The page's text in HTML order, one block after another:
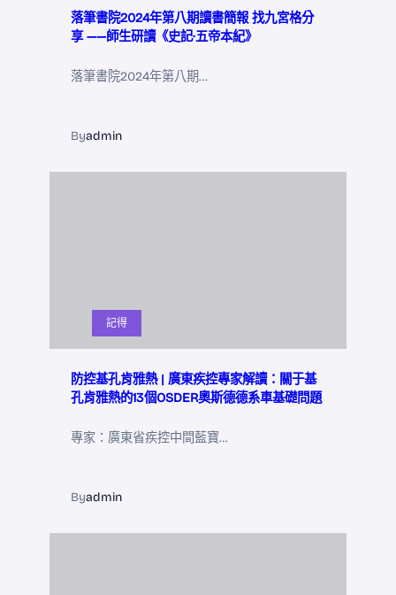
落筆書院2024年第八期讀書簡報 找九宮格分
享 ——師生研讀《史記·五帝本紀》
落筆書院2024年第八期…
Byadmin
記得
防控基孔肯雅熱 | 廣東疾控專家解讀：關于基
孔肯雅熱的13個OSDER奧斯德德系車基礎問題
專家：廣東省疾控中間藍寶…
Byadmin